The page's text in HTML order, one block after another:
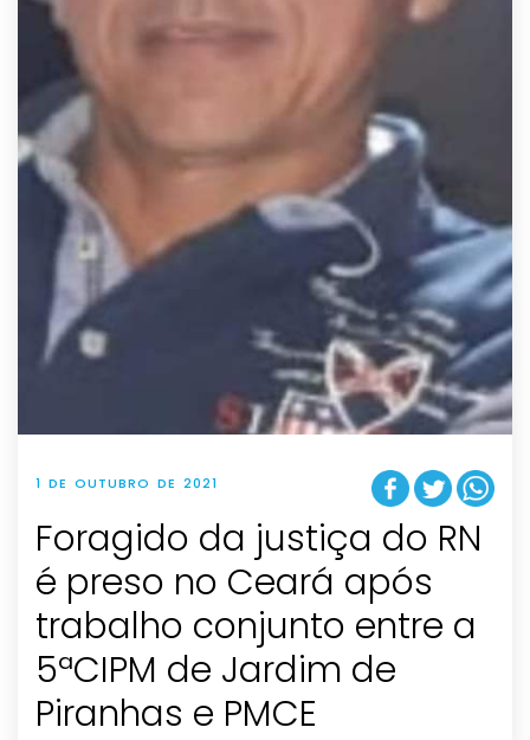
1 DE OUTUBRO DE 2021
Foragido da justiça do RN
é preso no Ceará após
trabalho conjunto entre a
5ªCIPM de Jardim de
Piranhas e PMCE